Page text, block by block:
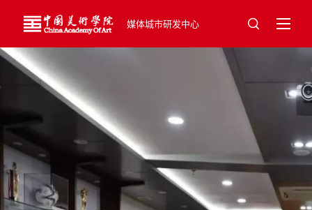
媒体城市研发中心